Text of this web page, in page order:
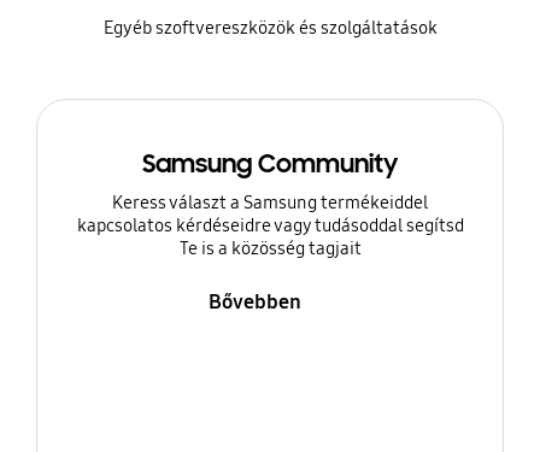
Egyéb szoftvereszközök és szolgáltatások
Samsung Community
Keress választ a Samsung termékeiddel
kapcsolatos kérdéseidre vagy tudásoddal segítsd
Te is a közösség tagjait
Bővebben